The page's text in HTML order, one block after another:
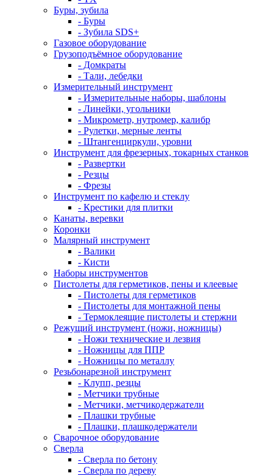
Буры, зубила
- Буры
- Зубила SDS+
Газовое оборудование
Грузоподъёмное оборудование
- Домкраты
- Тали, лебедки
Измерительный инструмент
- Измерительные наборы, шаблоны
- Линейки, угольники
- Микрометр, нутромер, калибр
- Рулетки, мерные ленты
- Штангенциркули, уровни
Инструмент для фрезерных, токарных станков
- Развертки
- Резцы
- Фрезы
Инструмент по кафелю и стеклу
- Крестики для плитки
Канаты, веревки
Коронки
Малярный инструмент
- Валики
- Кисти
Наборы инструментов
Пистолеты для герметиков, пены и клеевые
- Пистолеты для герметиков
- Пистолеты для монтажной пены
- Термоклеящие пистолеты и стержни
Режущий инструмент (ножи, ножницы)
- Ножи технические и лезвия
- Ножницы для ППР
- Ножницы по металлу
Резьбонарезной инструмент
- Клупп, резцы
- Метчики трубные
- Метчики, метчикодержатели
- Плашки трубные
- Плашки, плашкодержатели
Сварочное оборудование
Сверла
- Сверла по бетону
- Сверла по дереву